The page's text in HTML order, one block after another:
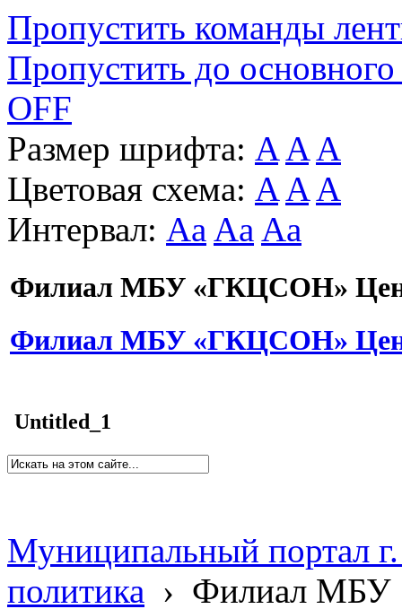
Пропустить команды
Пропустить до основного
OFF
Размер шрифта: A A A
Цветовая схема: A A A
Интервал: Aa Aa Aa
Филиал МБУ «ГКЦСОН»
Филиал МБУ «ГКЦСОН»
Untitled_1
Муниципальный портал
политика › Филиал МБУ